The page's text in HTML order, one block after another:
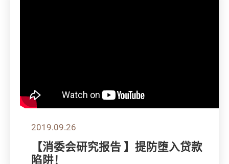
2019.09.26
【消委会研究报告 】提防堕入贷款
陷阱！